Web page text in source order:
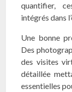
quantifier,
intégrés dans
Une bonne
Des
des visites
détaillée
essentielles